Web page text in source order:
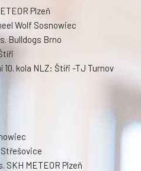
Plzeň
Wolf Sosnowiec
Bulldogs Brno
kola NLZ: Štíři -TJ Turnov
SKH METEOR Plzeň